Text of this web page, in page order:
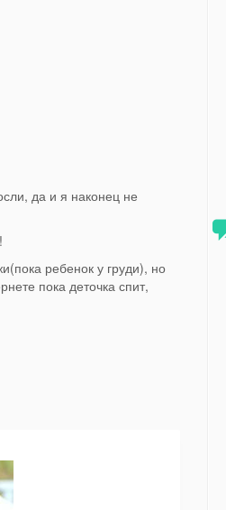
да и я наконец не
ребенок у груди), но
пока деточка спит,